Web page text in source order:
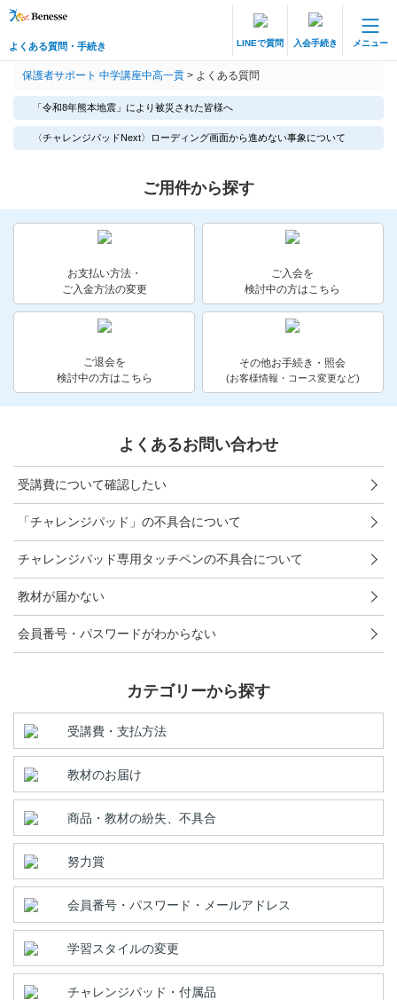
よくある質問・手続き LINEで質問 入会手続き メニュー
保護者サポート 中高一貫講座 トップ
登録情報の変更・各種お手続き
お客様サポート(手続き・照会)
よくある質問・お問い合わせ
カテゴリーから探す
お問い合わせ窓口
他の講座のよくある質問・手続きはこちら
進研ゼミ 小学講座
進研ゼミ 中学講座
進研ゼミ 高校講座
会員サイトはこちら
保護者サポート 中学講座中高一貫 > よくある質問
「令和8年熊本地震」により被災された皆様へ
〈チャレンジパッドNext〉ローディング画面から進めない事象について
ご用件から探す
お支払い方法・
ご入金方法の変更
ご入会を
検討中の方はこちら
ご退会を
検討中の方はこちら
その他お手続き・照会
(お客様情報・コース変更など)
よくあるお問い合わせ
受講費について確認したい
「チャレンジパッド」の不具合について
チャレンジパッド専用タッチペンの不具合について
教材が届かない
会員番号・パスワードがわからない
カテゴリーから探す
受講費・支払方法
教材のお届け
商品・教材の紛失、不具合
努力賞
会員番号・パスワード・メールアドレス
学習スタイルの変更
チャレンジパッド・付属品